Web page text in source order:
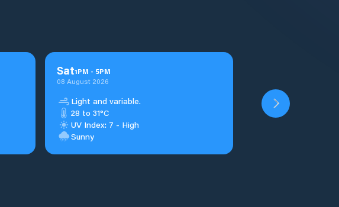
Sat1PM - 5PM
08 August 2026
Light and variable.
28 to 31°C
UV Index: 7 - High
Sunny